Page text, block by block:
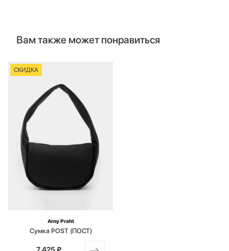
Вам также может понравиться
СКИДКА
Arny Praht
Сумка POST (ПОСТ)